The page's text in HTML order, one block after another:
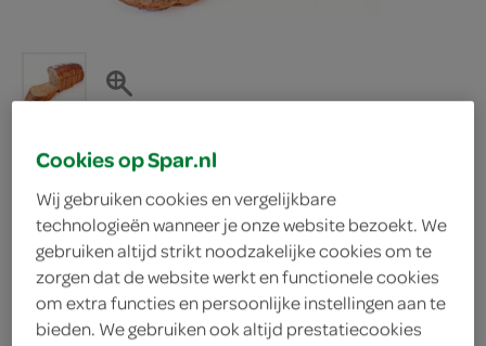
Lokale Bakker ikb het
beste bruin heel
Cookies op Spar.nl
Wij gebruiken cookies en vergelijkbare
technologieën wanneer je onze website bezoekt. We
gebruiken altijd strikt noodzakelijke cookies om te
zorgen dat de website werkt en functionele cookies
om extra functies en persoonlijke instellingen aan te
bieden. We gebruiken ook altijd prestatiecookies